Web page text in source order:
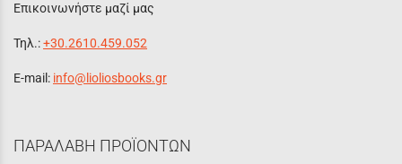
Επικοινωνήστε μαζί μας
Τηλ.:+30.2610.459.052
E-mail: info@lioliosbooks.gr
ΠΑΡΑΛΑΒΗ ΠΡΟΪΟΝΤΩΝ